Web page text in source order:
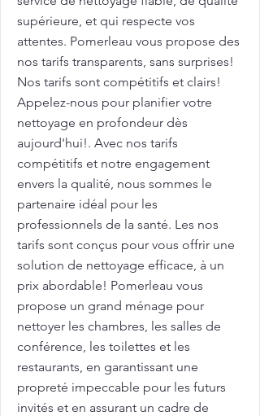
supérieure, et qui respecte vos
attentes. Pomerleau vous propose des
nos tarifs transparents, sans surprises!
Nos tarifs sont compétitifs et clairs!
Appelez-nous pour planifier votre
nettoyage en profondeur dès
aujourd'hui!. Avec nos tarifs
compétitifs et notre engagement
envers la qualité, nous sommes le
partenaire idéal pour les
professionnels de la santé. Les nos
tarifs sont conçus pour vous offrir une
solution de nettoyage efficace, à un
prix abordable! Pomerleau vous
propose un grand ménage pour
nettoyer les chambres, les salles de
conférence, les toilettes et les
restaurants, en garantissant une
propreté impeccable pour les futurs
invités et en assurant un cadre de